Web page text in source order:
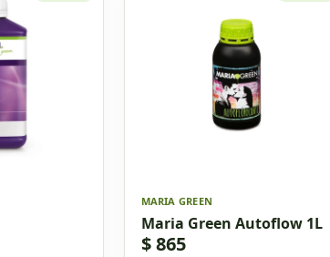
MARIA GREEN
Maria Green Autoflow 1L
$ 865